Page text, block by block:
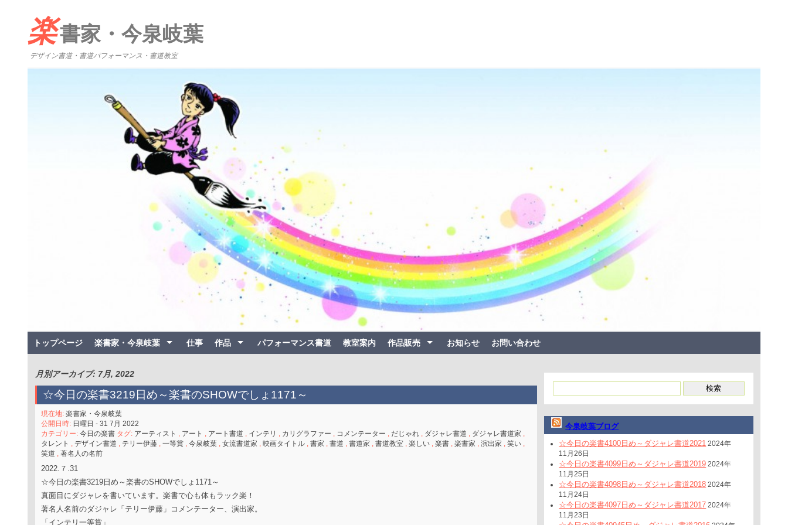
楽書家・今泉岐葉
デザイン書道・書道パフォーマンス・書道教室
トップページ 楽書家・今泉岐葉 仕事 作品 パフォーマンス書道 教室案内 作品販売 お知らせ お問い合わせ
月別アーカイブ: 7月, 2022
☆今日の楽書3219日め～楽書のSHOWでしょ1171～
現在地: 楽書家・今泉岐葉
公開日時: 日曜日 - 31 7月 2022
カテゴリー: 今日の楽書タグ: アーティスト アート アート書道 インテリ カリグラファー コメンテーター だじゃれ, ダジャレ書道 ダジャレ書道家
タレント
デザイン書道 テリー伊藤, 一等賞, 今泉岐葉, 女流書道家 映画タイトル, 書家 書道 書道家 書道教室, 楽しい, 楽書, 楽書家 演出家 笑い,
笑道
著名人の名前
2022.７.31
☆今日の楽書3219日め～楽書のSHOWでしょ1171～
真面目にダジャレを書いています。楽書で心も体もラック楽！
著名人名前のダジャレ「テリー伊藤」コメンテーター、演出家。
「インテリ一等賞」
今泉岐葉ブログ
☆今日の楽書4100日め～ダジャレ書道2021 2024年
11月26日
☆今日の楽書4099日め～ダジャレ書道2019 2024年
11月25日
☆今日の楽書4098日め～ダジャレ書道2018 2024年
11月24日
☆今日の楽書4097日め～ダジャレ書道2017 2024年
11月23日